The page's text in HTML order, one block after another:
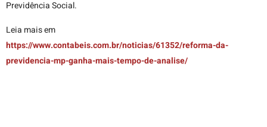
Previdência Social.
Leia mais em
https://www.contabeis.com.br/noticias/61352/reforma-da-
previdencia-mp-ganha-mais-tempo-de-analise/